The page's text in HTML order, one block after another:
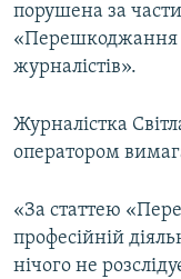
порушена за
«Перешкоджання
журналістів».
Журналістка
оператором
«За статтею
професійній
нічого не